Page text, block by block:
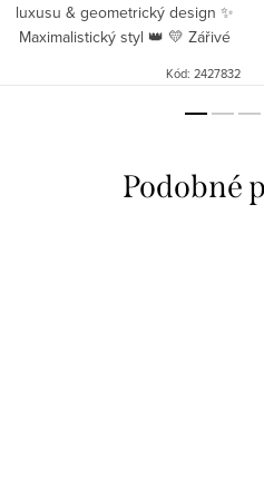
luxusu & geometrický design ✨
Maximalistický styl 👑 💛 Zářivé
architektonické elegance a...
Kód: 2427832